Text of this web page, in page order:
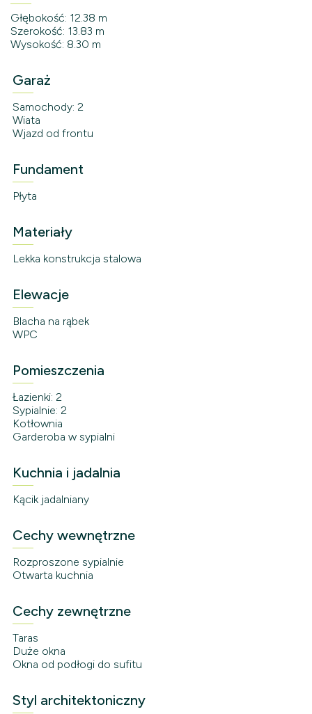
Głębokość: 12.38 m
Szerokość: 13.83 m
Wysokość: 8.30 m
Garaż
Samochody: 2
Wiata
Wjazd od frontu
Fundament
Płyta
Materiały
Lekka konstrukcja stalowa
Elewacje
Blacha na rąbek
WPC
Pomieszczenia
Łazienki: 2
Sypialnie: 2
Kotłownia
Garderoba w sypialni
Kuchnia i jadalnia
Kącik jadalniany
Cechy wewnętrzne
Rozproszone sypialnie
Otwarta kuchnia
Cechy zewnętrzne
Taras
Duże okna
Okna od podłogi do sufitu
Styl architektoniczny